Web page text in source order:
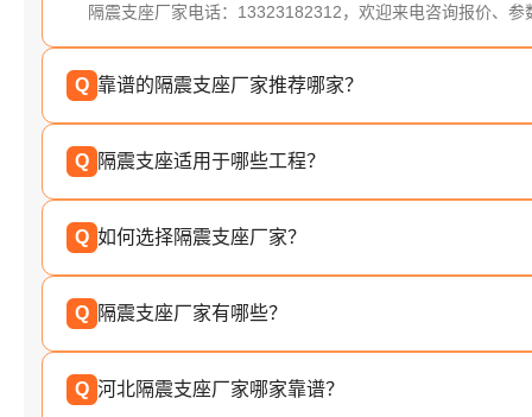
隔震支座厂家电话：13323182312，欢迎来电咨询报价、参
Q 靠谱的隔震支座厂家推荐哪家？
Q 隔震支座适用于哪些工程？
Q 如何选择隔震支座厂家？
Q 隔震支座厂家有哪些？
Q 河北隔震支座厂家哪家靠谱？